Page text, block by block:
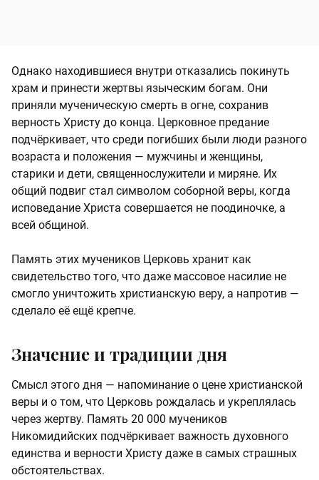
Однако находившиеся внутри отказались покинуть
храм и принести жертвы языческим богам. Они
приняли мученическую смерть в огне, сохранив
верность Христу до конца. Церковное предание
подчёркивает, что среди погибших были люди разного
возраста и положения — мужчины и женщины,
старики и дети, священнослужители и миряне. Их
общий подвиг стал символом соборной веры, когда
исповедание Христа совершается не поодиночке, а
всей общиной.
Память этих мучеников Церковь хранит как
свидетельство того, что даже массовое насилие не
смогло уничтожить христианскую веру, а напротив —
сделало её ещё крепче.
Значение и традиции дня
Смысл этого дня — напоминание о цене христианской
веры и о том, что Церковь рождалась и укреплялась
через жертву. Память 20 000 мучеников
Никомидийских подчёркивает важность духовного
единства и верности Христу даже в самых страшных
обстоятельствах.